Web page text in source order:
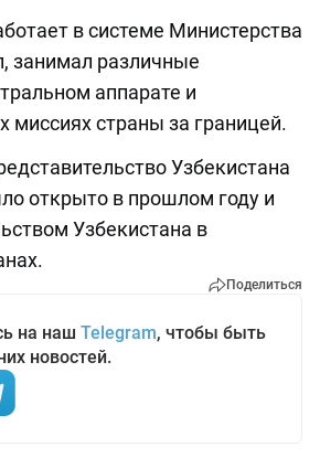
в системе Министерства
занимал различные
аппарате и
миссиях страны за границей.
Узбекистана
открыто в прошлом году и
Узбекистана в
Поделиться
на наш Telegram, чтобы быть
новостей.